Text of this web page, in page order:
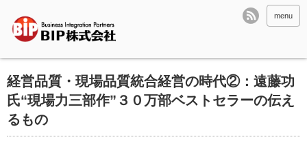
menu
経営品質・現場品質統合経営の時代②：遠藤功
氏“現場力三部作”３０万部ベストセラーの伝え
るもの